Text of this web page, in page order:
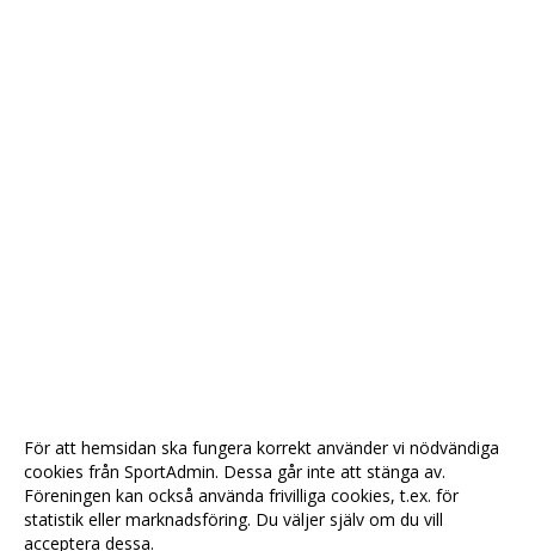
För att hemsidan ska fungera korrekt använder vi nödvändiga
cookies från SportAdmin. Dessa går inte att stänga av.
Föreningen kan också använda frivilliga cookies, t.ex. för
statistik eller marknadsföring. Du väljer själv om du vill
acceptera dessa.